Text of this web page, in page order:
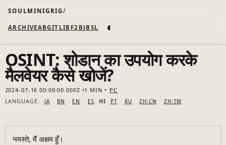
SOULMINIGRIG
ARCHIVEABGIT LIB F2B JB SL ◐
OSINT: शोडान का उपयोग करके
मैलवेयर कैसे खोजें?
2024-07-16 00:00:00.000Z 1 MIN
PC
LANGUAGE:
JA BN EN ES HI PT RU ZH-CN ZH-TW
नमस्ते, मैं अक्षम हूँ।